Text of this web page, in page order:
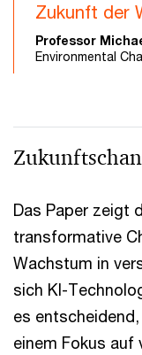
Zukunft der
Professor
Environmental
Das Paper zeigt
transformative
Wachstum in
sich KI-
es
einem Fokus auf